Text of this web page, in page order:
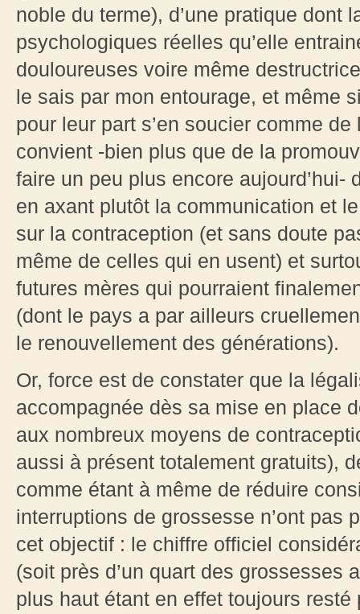
noble du terme), d’une pratique dont
psychologiques réelles qu’elle
douloureuses voire même
le sais par mon entourage, et même
pour leur part s’en soucier comme
convient -bien plus que de la
faire un peu plus encore
en axant plutôt la communication et
sur la contraception (et sans doute
même de celles qui en usent) et
futures mères qui pourraient
(dont le pays a par ailleurs
le renouvellement des générations).
Or, force est de constater que la
accompagnée dès sa mise en place
aux nombreux moyens de
aussi à présent totalement gratuits),
comme étant à même de réduire
interruptions de grossesse n’ont pas
cet objectif : le chiffre officiel
(soit près d’un quart des grossesses
plus haut étant en effet toujours